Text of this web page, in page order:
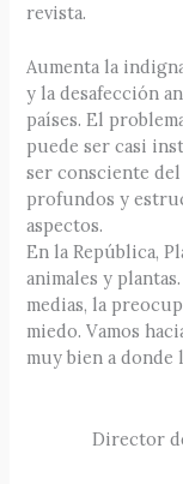
revista.
Aumenta la
y la desafección
países. El
puede ser casi
ser consciente
profundos y
aspectos.
En la República,
animales y
medias, la
miedo. Vamos
muy bien a donde
Director